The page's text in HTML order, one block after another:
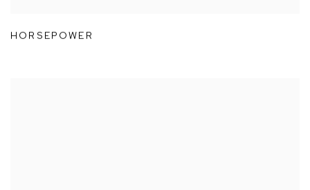
HORSEPOWER